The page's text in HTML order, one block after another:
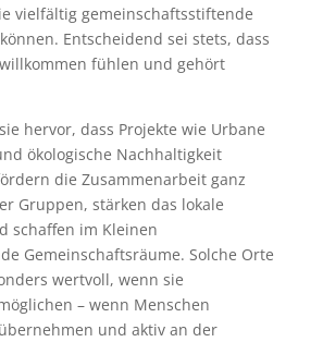
vielfältig gemeinschaftsstiftende
Entscheidend sei stets, dass
fühlen und gehört
hervor, dass Projekte wie Urbane
ökologische Nachhaltigkeit
die Zusammenarbeit ganz
Gruppen, stärken das lokale
schaffen im Kleinen
Gemeinschaftsräume. Solche Orte
wertvoll, wenn sie
– wenn Menschen
und aktiv an der